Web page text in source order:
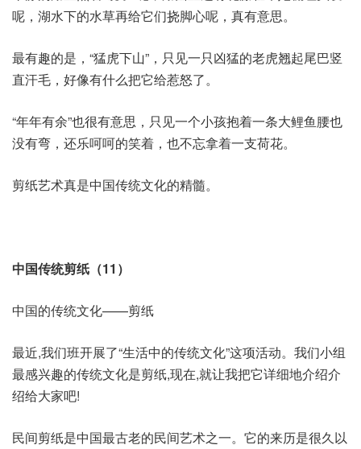
呢，湖水下的水草再给它们挠脚心呢，真有意思。
最有趣的是，“猛虎下山”，只见一只凶猛的老虎翘起尾巴竖
直汗毛，好像有什么把它给惹怒了。
“年年有余”也很有意思，只见一个小孩抱着一条大鲤鱼腰也
没有弯，还乐呵呵的笑着，也不忘拿着一支荷花。
剪纸艺术真是中国传统文化的精髓。
中国传统剪纸（11）
中国的传统文化——剪纸
最近,我们班开展了“生活中的传统文化”这项活动。我们小组
最感兴趣的传统文化是剪纸,现在,就让我把它详细地介绍介
绍给大家吧!
民间剪纸是中国最古老的民间艺术之一。它的来历是很久以